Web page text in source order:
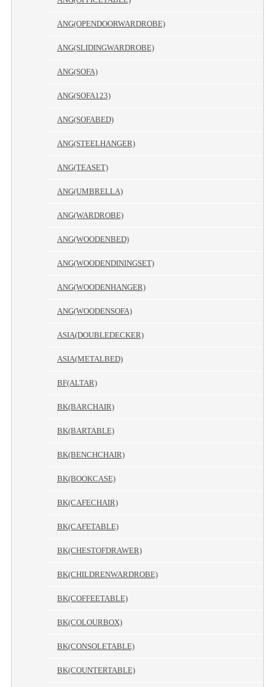
ANG(OPENDOORWARDROBE)
ANG(SLIDINGWARDROBE)
ANG(SOFA)
ANG(SOFA123)
ANG(SOFABED)
ANG(STEELHANGER)
ANG(TEASET)
ANG(UMBRELLA)
ANG(WARDROBE)
ANG(WOODENBED)
ANG(WOODENDININGSET)
ANG(WOODENHANGER)
ANG(WOODENSOFA)
ASIA(DOUBLEDECKER)
ASIA(METALBED)
BF(ALTAR)
BK(BARCHAIR)
BK(BARTABLE)
BK(BENCHCHAIR)
BK(BOOKCASE)
BK(CAFECHAIR)
BK(CAFETABLE)
BK(CHESTOFDRAWER)
BK(CHILDRENWARDROBE)
BK(COFFEETABLE)
BK(COLOURBOX)
BK(CONSOLETABLE)
BK(COUNTERTABLE)